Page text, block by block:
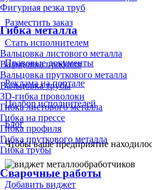
Фигурная резка труб
Гибка металла
Вальцовка листового металла
Вальцовка профиля
Вальцовка пруткового металла
Вальцовка трубы
3D-гибка проволоки
Гибка листового металла
Гибка на прессе
Гибка профиля
Гибка пруткового металла
Гибка трубы
Сварочные работы
Разместить заказ
Стать исполнителем
Правовые документы
Реклама на портале
Подбор исполнителей
Блог
Чтобы ваше предприятие
Добавить виджет